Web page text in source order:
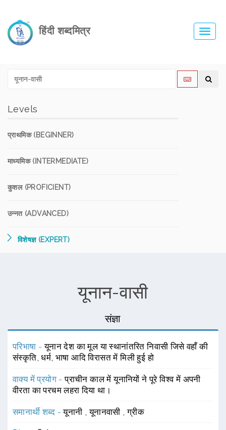
हिंदी शब्दमित्र
Levels
प्राथमिक (BEGINNER)
माध्यमिक (INTERMEDIATE)
कुशल (PROFICIENT)
उन्नत (ADVANCED)
विशेषज्ञ (EXPERT)
यूनान-वासी
संज्ञा
परिभाषा -यूनान देश का मूल या स्थानांतरित निवासी जिसे वहाँ की
संस्कृति, धर्म, भाषा आदि विरासत में मिली हुई हो
वाक्य में प्रयोग -प्राचीन काल में यूनानियों ने पूरे विश्व में अपनी
वीरता का परचम लहरा दिया था।
समानार्थी शब्द -यूनानी ,यूनानवासी ,ग्रीक